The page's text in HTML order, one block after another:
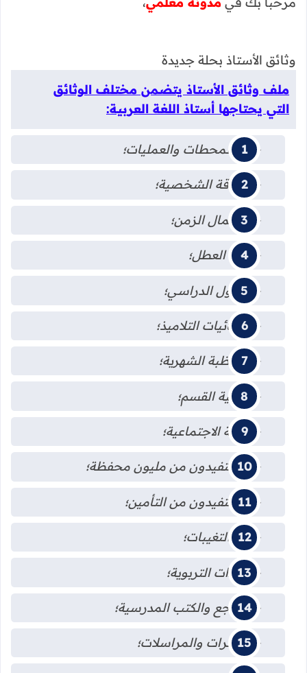
وثائق الأستاذ بحلة جديدة
ملف وثائق الأستاذ يتضمن مختلف الوثائق
التي يحتاجها أستاذ اللغة العربية:
-أهم المحطات والعمليات؛
-البطاقة الشخصية؛
-استعمال الزمن؛
-لائحة العطل؛
-الجدول الدراسي؛
-إحصائيات التلاميذ؛
-المواظبة الشهرية؛
-تعاونية القسم؛
-الحالة الاجتماعية؛
-المستفيدون من مليون محفظة؛
-المستفيدون من التأمين؛
-بيان التغيبات؛
-اللقاءات التربوية؛
-المراجع والكتب المدرسية؛
-المذكرات والمراسلات؛